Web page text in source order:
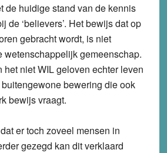
de huidige stand van de kennis
de ‘believers’. Het bewijs dat op
gebracht wordt, is niet
wetenschappelijk gemeenschap.
het niet WIL geloven echter leven
bewering die ook
bewijs vraagt.
er toch zoveel mensen in
gezegd kan dit verklaard